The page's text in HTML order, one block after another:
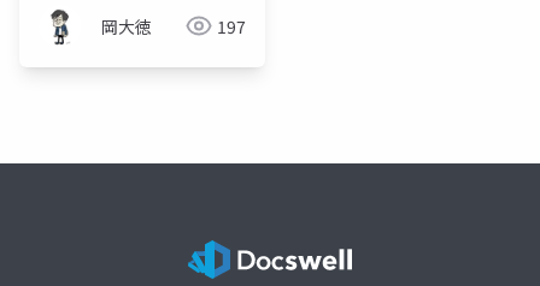
岡大徳 197